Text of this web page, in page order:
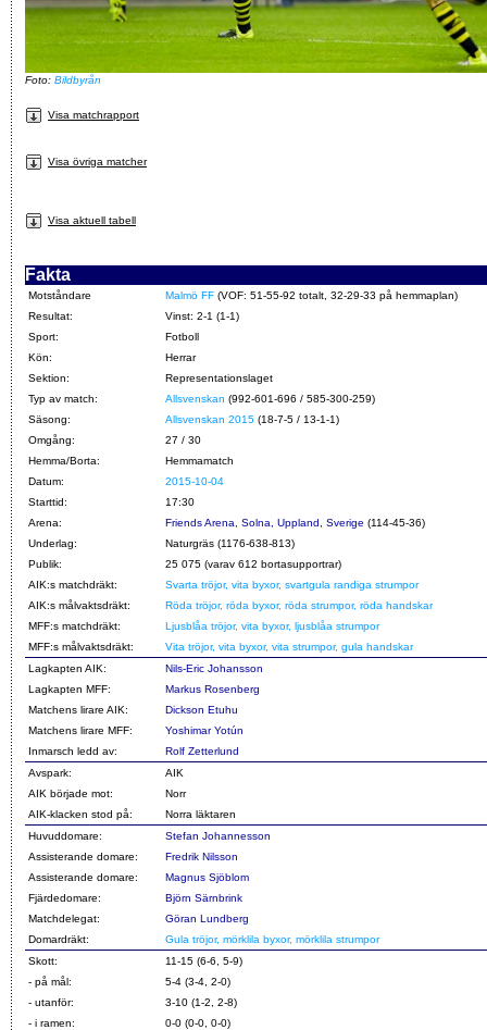
Foto: Bildbyrån
Visa matchrapport
Visa övriga matcher
Visa aktuell tabell
Fakta
Motståndare Malmö FF (VOF: 51-55-92 totalt, 32-29-33 på hemmaplan)
Resultat:
Vinst: 2-1 (1-1)
Sport:
Fotboll
Kön:
Herrar
Sektion:
Representationslaget
Typ av match:
Allsvenskan (992-601-696 / 585-300-259)
Säsong:
Allsvenskan 2015 (18-7-5 / 13-1-1)
Omgång:
27 / 30
Hemma/Borta:
Hemmamatch
Datum:
2015-10-04
Starttid:
17:30
Arena:
Friends Arena, Solna, Uppland, Sverige (114-45-36)
Underlag:
Naturgräs (1176-638-813)
Publik:
25 075 (varav 612 bortasupportrar)
AIK:s matchdräkt:
Svarta tröjor, vita byxor, svartgula randiga strumpor
AIK:s målvaktsdräkt:
Röda tröjor, röda byxor, röda strumpor, röda handskar
MFF:s matchdräkt:
Ljusblåa tröjor, vita byxor, ljusblåa strumpor
MFF:s målvaktsdräkt:
Vita tröjor, vita byxor, vita strumpor, gula handskar
Lagkapten AIK:
Nils-Eric Johansson
Lagkapten MFF:
Markus Rosenberg
Matchens lirare AIK:
Dickson Etuhu
Matchens lirare MFF:
Yoshimar Yotún
Inmarsch ledd av:
Rolf Zetterlund
Avspark:
AIK
AIK började mot:
Norr
AIK-klacken stod på:
Norra läktaren
Huvuddomare:
Stefan Johannesson
Assisterande domare:
Fredrik Nilsson
Assisterande domare:
Magnus Sjöblom
Fjärdedomare:
Björn Särnbrink
Matchdelegat:
Göran Lundberg
Domardräkt:
Gula tröjor, mörklila byxor, mörklila strumpor
Skott:
11-15 (6-6, 5-9)
- på mål:
5-4 (3-4, 2-0)
- utanför:
3-10 (1-2, 2-8)
- i ramen:
0-0 (0-0, 0-0)